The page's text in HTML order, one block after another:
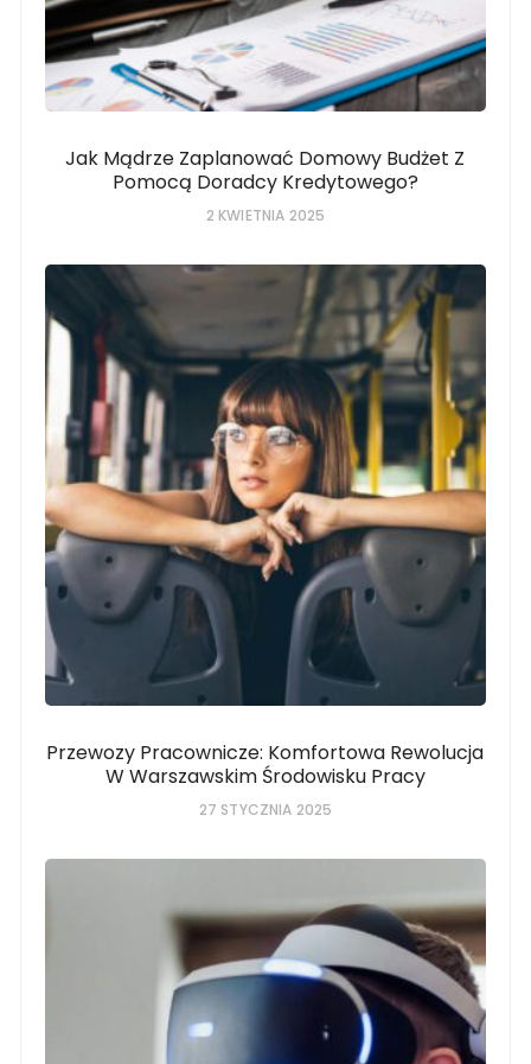
Jak Mądrze Zaplanować Domowy Budżet Z
Pomocą Doradcy Kredytowego?
2 KWIETNIA 2025
Przewozy Pracownicze: Komfortowa Rewolucja
W Warszawskim Środowisku Pracy
27 STYCZNIA 2025